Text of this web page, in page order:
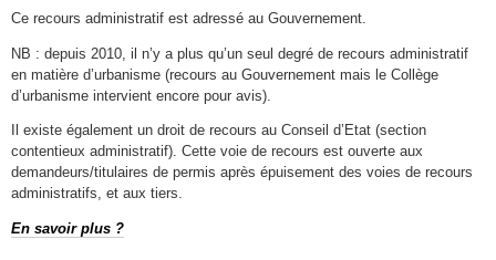
Ce recours administratif est adressé au Gouvernement.
NB : depuis 2010, il n’y a plus qu’un seul degré de recours administratif
en matière d’urbanisme (recours au Gouvernement mais le Collège
d’urbanisme intervient encore pour avis).
Il existe également un droit de recours au Conseil d’Etat (section
contentieux administratif). Cette voie de recours est ouverte aux
demandeurs/titulaires de permis après épuisement des voies de recours
administratifs, et aux tiers.
En savoir plus ?